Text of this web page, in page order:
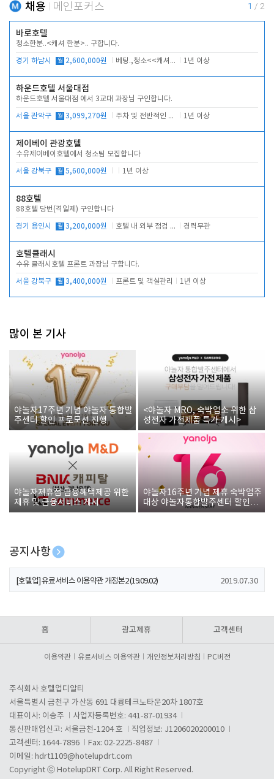
채용 메인포커스 1 / 2
바로호텔
청소한분..<캐셔 한분>.. 구합니다.
경기 하남시 월 2,600,000원 베팅.,청소<<캐셔 모셔봅니다. 1년 이상
하운드호텔 서울대점
하운드호텔 서울대점 에서 3교대 과장님 구인합니다.
서울 관악구 월 3,099,270원 주차 및 전반적인 당번업무 1년 이상
제이베이 관광호텔
수유제이베이호텔에서 청소팀 모집합니다
서울 강북구 월 5,600,000원 1년 이상
88호텔
88호텔 당번(격일제) 구인합니다
경기 용인시 월 3,200,000원 호텔 내 외부 점검 및 프런트 운영 경력무관
호텔클래시
수유 클래시호텔 프론트 과장님 구합니다.
서울 강북구 월 3,400,000원 프론트 및 객실관리 1년 이상
많이 본 기사
야놀자17주년 기념 야놀자 통합발
주센터 할인 프로모션 진행
<야놀자 MRO, 숙박업소 위한 삼
성전자 가전제품 특가 개시>
야놀자제휴점 금융혜택제공 위한
제휴 및 금융서비스 게시
야놀자16주년 기념 제휴 숙박업주
대상 야놀자통합발주센터 할인쿠
폰 증정
공지사항
[호텔업] 개인정보 처리방침 개정본1 (19.09.02)
[호텔업] 유료서비스 이용약관 개정본2 (19.09.02) 2019.07.30
홈 광고제휴 고객센터
이용약관 유료서비스 이용약관 개인정보처리방침 PC버전
주식회사 호텔업디알티
서울특별시 금천구 가산동 691 대륭테크노타운20차 1807호
대표이사: 이송주
사업자등록번호: 441-87-01934
통신판매업신고: 서울금천-1204 호
직업정보: J1206020200010
고객센터: 1644-7896
Fax: 02-2225-8487
이메일: hdrt1109@hotelupdrt.com
Copyright ⓒ HotelupDRT Corp. All Right Reserved.